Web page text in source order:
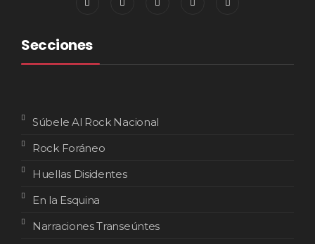
Secciones
Súbele Al Rock Nacional
Rock Foráneo
Huellas Disidentes
En la Esquina
Narraciones Transeúntes